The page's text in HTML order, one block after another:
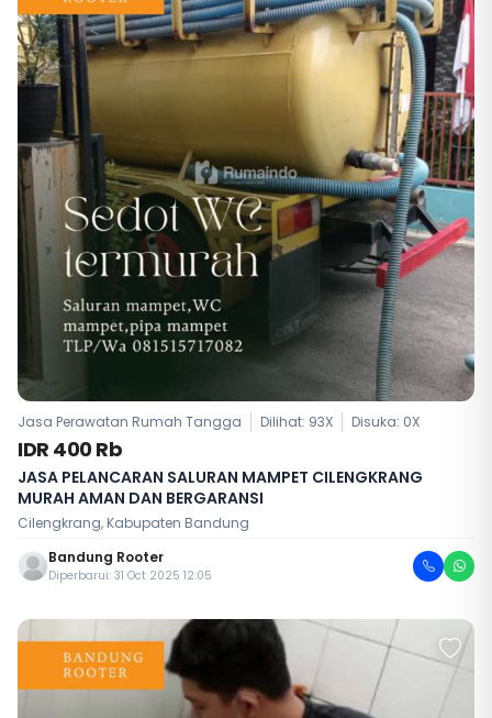
Jasa Perawatan Rumah Tangga Dilihat: 93X Disuka: 0X
IDR 400 Rb
JASA PELANCARAN SALURAN MAMPET CILENGKRANG
MURAH AMAN DAN BERGARANSI
Cilengkrang, Kabupaten Bandung
Bandung Rooter
Diperbarui: 31 Oct 2025 12:05